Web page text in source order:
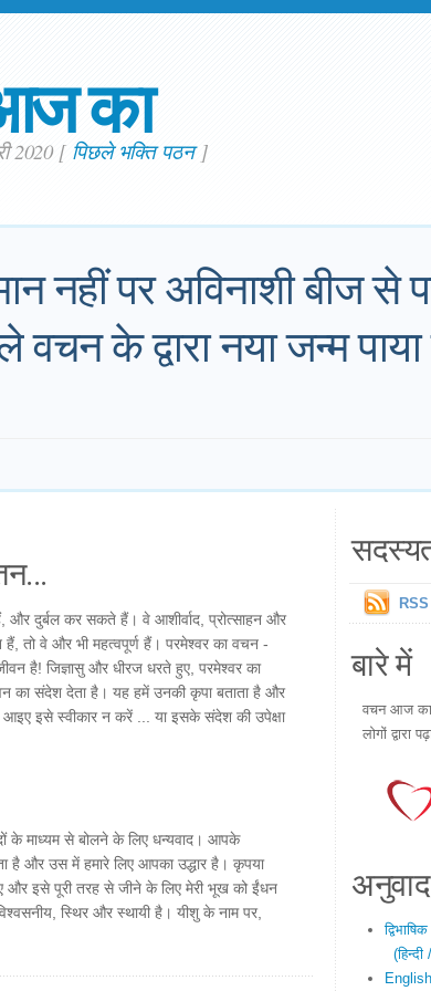
का
2020 [ पिछले भक्ति पठन]
नहीं पर अविनाशी बीज से
के द्वारा नया जन्म
दुर्बल कर सकते हैं। वे आशीर्वाद, प्रोत्साहन और
तो वे और भी महत्वपूर्ण हैं। परमेश्वर का वचन -
है! जिज्ञासु और धीरज धरते हुए, परमेश्वर का
का संदेश देता है। यह हमें उनकी कृपा बताता है और
इसे स्वीकार न करें ... या इसके संदेश की उपेक्षा
के माध्यम से बोलने के लिए धन्यवाद। आपके
है और उस में हमारे लिए आपका उद्धार है। कृपया
इसे पूरी तरह से जीने के लिए मेरी भूख को ईंधन
स्थिर और स्थायी है। यीशु के नाम पर,
RSS
बारे में
वचन आज का
लोगों द्वारा
अनुवाद
English